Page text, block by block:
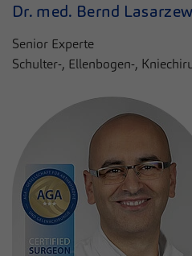
Dr. med. Bernd
Senior Experte
Schulter-, Ellenbogen-,